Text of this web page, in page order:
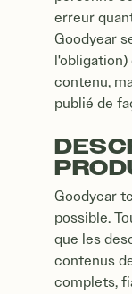
erreur
Goodyear
contenu,
publié de
Goodyear
possible.
que les
contenus
complets,